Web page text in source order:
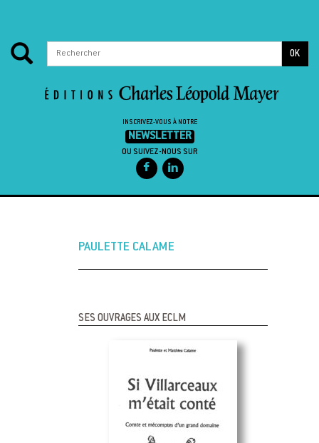
OK
INSCRIVEZ-VOUS À NOTRE
NEWSLETTER
OU SUIVEZ-NOUS SUR
PAULETTE CALAME
SES OUVRAGES AUX ECLM